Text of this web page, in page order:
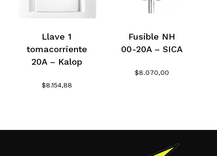
No hay productos en el
carrito.
Llave 1
tomacorriente
20A – Kalop
$8.154,88
Fusible NH
00-20A – SICA
$8.070,00